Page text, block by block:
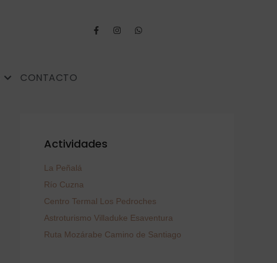
CONTACTO
Actividades
La Peñalá
Río Cuzna
Centro Termal Los Pedroches
Astroturismo Villaduke Esaventura
Ruta Mozárabe Camino de Santiago